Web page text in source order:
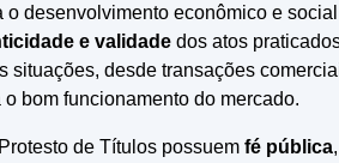
desenvolvimento econômico e
e validade dos atos
situações, desde transações
bom funcionamento do mercado.
de Títulos possuem fé pública